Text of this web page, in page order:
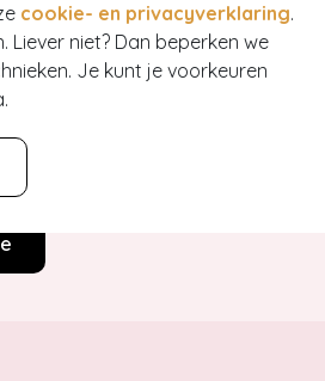
cookie- en privacyverklaring.
niet? Dan beperken we
Je kunt je voorkeuren
of neem contact op met onze